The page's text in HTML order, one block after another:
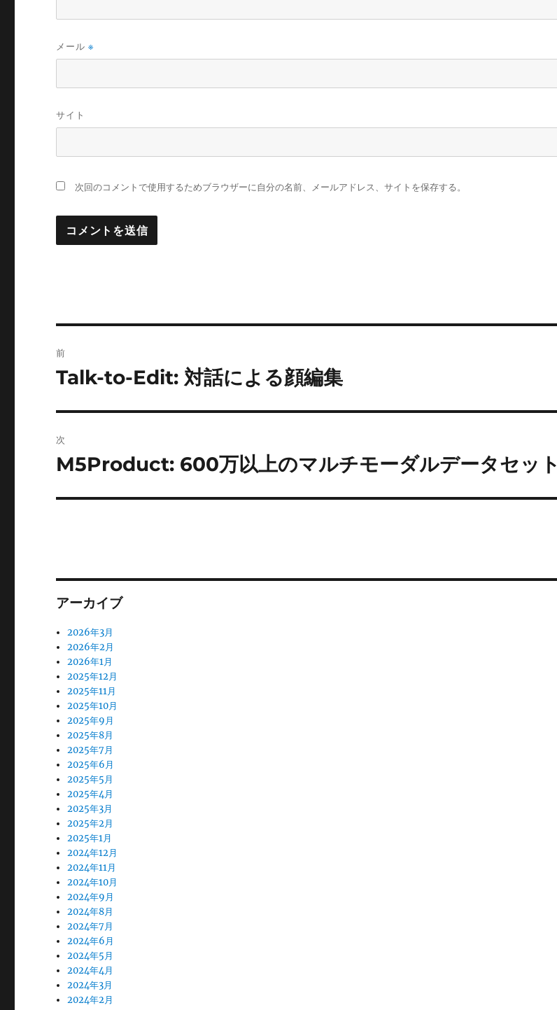
メール※
サイト
次回のコメントで使用するためブラウザーに自分の名前、メールアドレス、サイトを保存する。
稿
ゲ
ン
前
前
投
稿:
Talk-to-Edit: 対話による顔編集
次
次
投
M5Product: 600万以上のマルチモーダルデータセット
アーカイブ
2026年3月
2026年2月
2026年1月
2025年12月
2025年11月
2025年10月
2025年9月
2025年8月
2025年7月
2025年6月
2025年5月
2025年4月
2025年3月
2025年2月
2025年1月
2024年12月
2024年11月
2024年10月
2024年9月
2024年8月
2024年7月
2024年6月
2024年5月
2024年4月
2024年3月
2024年2月